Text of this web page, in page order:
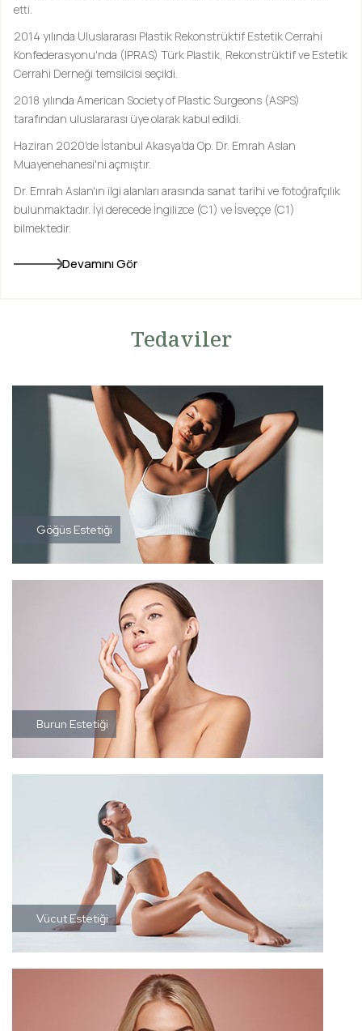
etti.
2014 yılında Uluslararası Plastik Rekonstrüktif Estetik Cerrahi
Konfederasyonu'nda (IPRAS) Türk Plastik, Rekonstrüktif ve Estetik
Cerrahi Derneği temsilcisi seçildi.
2018 yılında American Society of Plastic Surgeons (ASPS)
tarafından uluslararası üye olarak kabul edildi.
Haziran 2020'de İstanbul Akasya'da Op. Dr. Emrah Aslan
Muayenehanesi'ni açmıştır.
Dr. Emrah Aslan'ın ilgi alanları arasında sanat tarihi ve fotoğrafçılık
bulunmaktadır. İyi derecede İngilizce (C1) ve İsveççe (C1)
bilmektedir.
Devamını Gör
Tedaviler
Göğüs Estetiği
Burun Estetiği
Vücut Estetiği